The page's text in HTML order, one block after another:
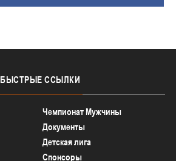
БЫСТРЫЕ ССЫЛКИ
Чемпионат Мужчины
Документы
Детская лига
Спонсоры